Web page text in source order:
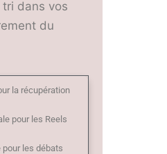
dans vos
du
la récupération
pour les Reels
pour les débats